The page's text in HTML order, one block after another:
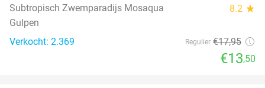
Subtropisch Zwemparadijs Mosaqua 8.2 star
Gulpen
Verkocht: 2.369
Regulier €17,95
€13,50